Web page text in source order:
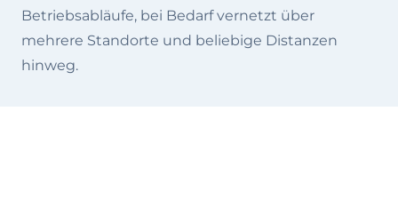
Betriebsabläufe, bei Bedarf vernetzt über
mehrere Standorte und beliebige Distanzen
hinweg.